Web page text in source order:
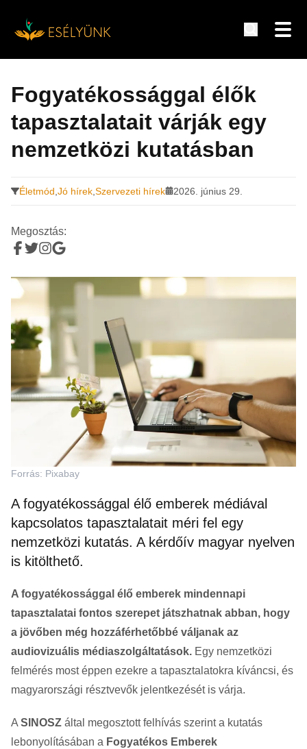
tartalomra
Fogyatékossággal élők
tapasztalatait várják egy
nemzetközi kutatásban
Életmód Jó hírek Szervezeti hírek 2026. június 29.
Megosztás:
Forrás: Pixabay
A fogyatékossággal élő emberek médiával
kapcsolatos tapasztalatait méri fel egy
nemzetközi kutatás. A kérdőív magyar nyelven
is kitölthető.
A fogyatékossággal élő emberek mindennapi
tapasztalatai fontos szerepet játszhatnak abban, hogy
a jövőben még hozzáférhetőbbé váljanak az
audiovizuális médiaszolgáltatások. Egy nemzetközi
felmérés most éppen ezekre a tapasztalatokra kíváncsi, és
magyarországi résztvevők jelentkezését is várja.
A SINOSZ által megosztott felhívás szerint a kutatás
lebonyolításában a Fogyatékos Emberek